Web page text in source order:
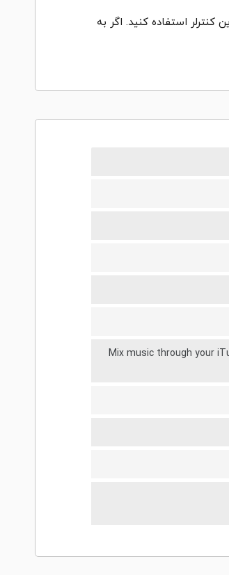
استفاده کنید. اگر به
Mix music through your